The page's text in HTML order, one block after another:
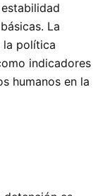
La
la política
indicadores
humanos en la